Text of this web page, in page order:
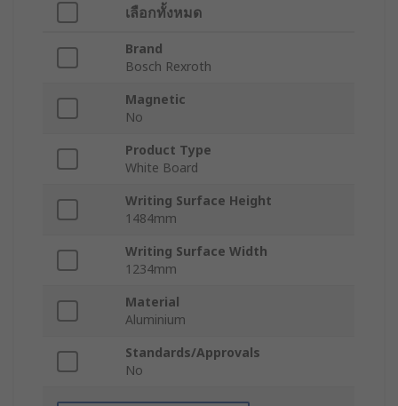
เลือกทั้งหมด
Brand
Bosch Rexroth
Magnetic
No
Product Type
White Board
Writing Surface Height
1484mm
Writing Surface Width
1234mm
Material
Aluminium
Standards/Approvals
No